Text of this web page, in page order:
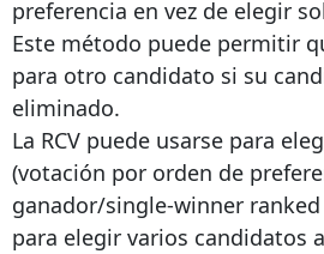
preferencia en vez de elegir
Este método puede permitir
para otro candidato si su
eliminado.
La RCV puede usarse para
(votación por orden de
ganador/single-winner
para elegir varios candidatos